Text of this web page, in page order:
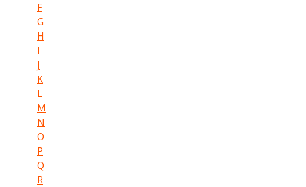
F
G
H
I
J
K
L
M
N
O
P
Q
R